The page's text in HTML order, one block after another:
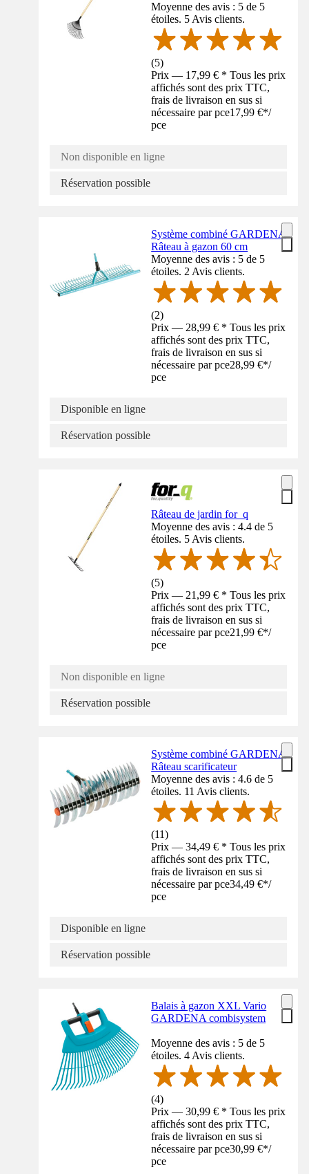
Moyenne des avis : 5 de 5
étoiles. 5 Avis clients.
(5)
Prix — 17,99 € * Tous les prix
affichés sont des prix TTC,
frais de livraison en sus si
nécessaire par pce17,99 €*/
pce
Non disponible en ligne
Réservation possible
Système combiné GARDENA
Râteau à gazon 60 cm
Moyenne des avis : 5 de 5
étoiles. 2 Avis clients.
(2)
Prix — 28,99 € * Tous les prix
affichés sont des prix TTC,
frais de livraison en sus si
nécessaire par pce28,99 €*/
pce
Disponible en ligne
Réservation possible
Râteau de jardin for_q
Moyenne des avis : 4.4 de 5
étoiles. 5 Avis clients.
(5)
Prix — 21,99 € * Tous les prix
affichés sont des prix TTC,
frais de livraison en sus si
nécessaire par pce21,99 €*/
pce
Non disponible en ligne
Réservation possible
Système combiné GARDENA
Râteau scarificateur
Moyenne des avis : 4.6 de 5
étoiles. 11 Avis clients.
(11)
Prix — 34,49 € * Tous les prix
affichés sont des prix TTC,
frais de livraison en sus si
nécessaire par pce34,49 €*/
pce
Disponible en ligne
Réservation possible
Balais à gazon XXL Vario
GARDENA combisystem
Moyenne des avis : 5 de 5
étoiles. 4 Avis clients.
(4)
Prix — 30,99 € * Tous les prix
affichés sont des prix TTC,
frais de livraison en sus si
nécessaire par pce30,99 €*/
pce